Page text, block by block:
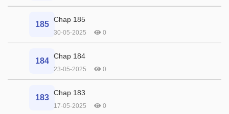
185
Chap 185
30-05-2025 0
184
Chap 184
23-05-2025 0
183
Chap 183
17-05-2025 0